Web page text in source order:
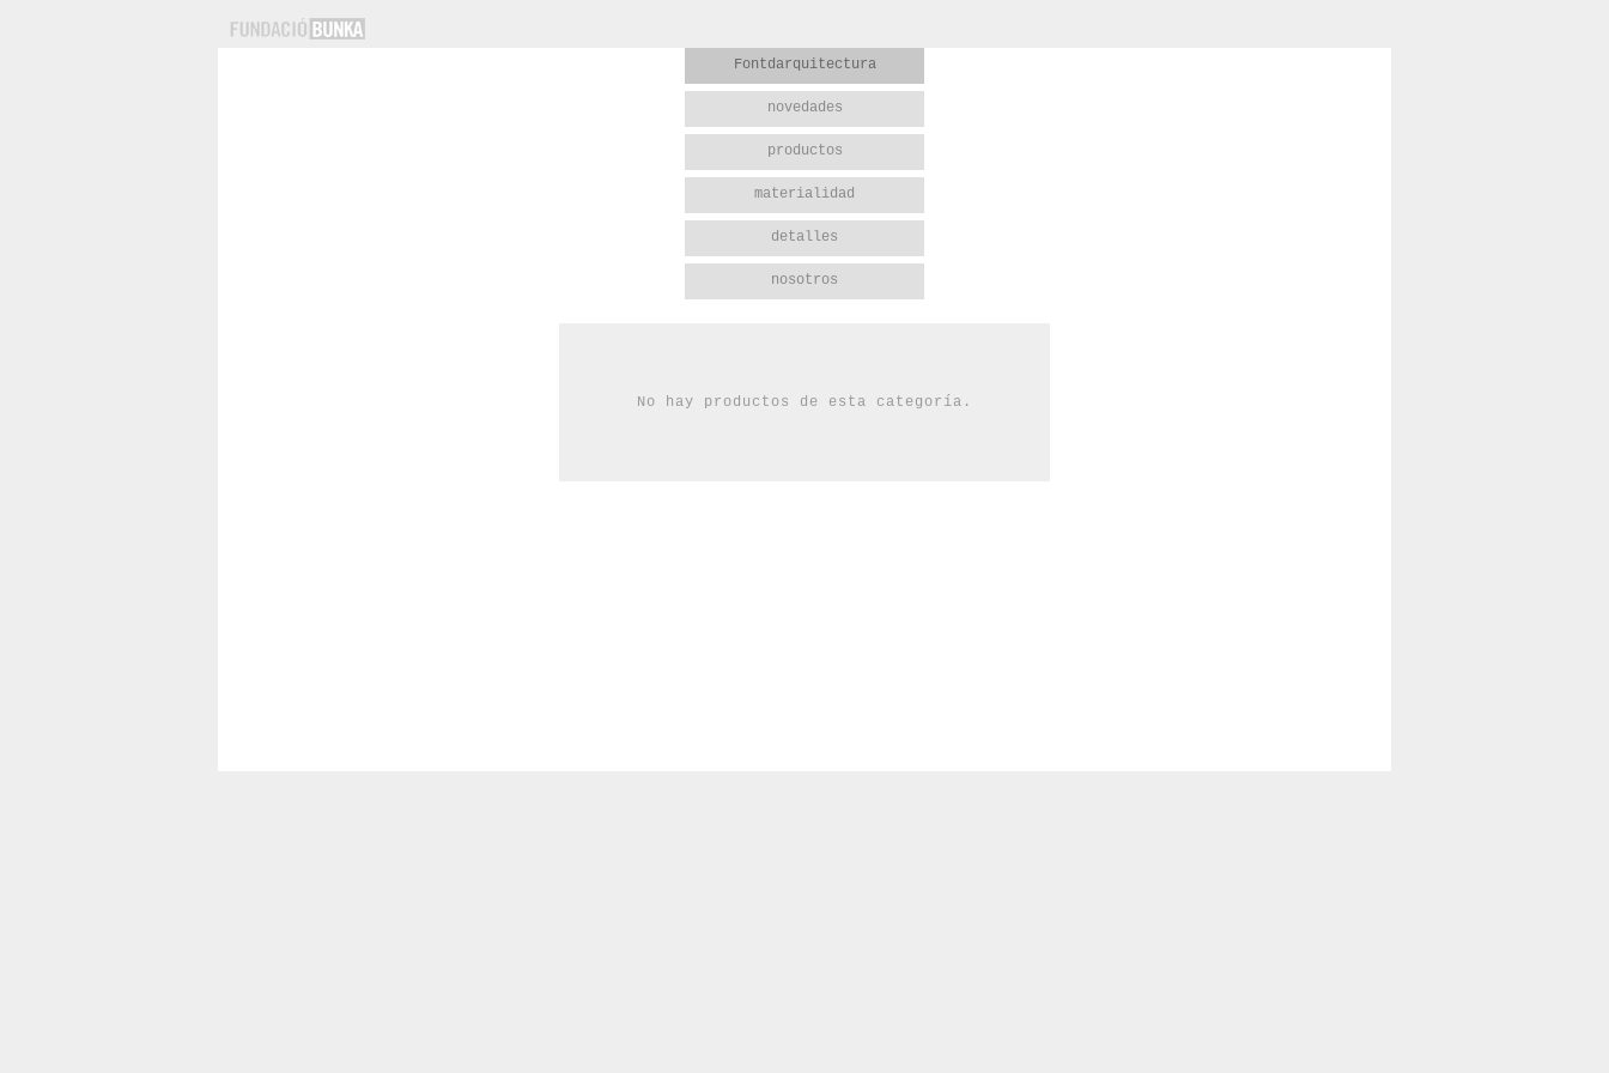
Fontdarquitectura
novedades
productos
materialidad
detalles
nosotros
No hay productos de esta categoría.